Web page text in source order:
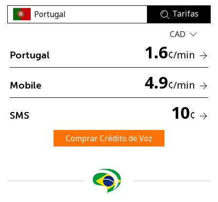
Sem senha criada
Uma letra maiúscula e minúscula
Um número
Mantenha contato para obter nossas melhores ofertas.
Tarifas
CAD
Portugal 1.6¢/min
Mobile 4.9¢/min
SMS 10¢
Comprar Crédito de Voz